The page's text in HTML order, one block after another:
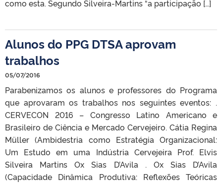
como esta. Segundo Silveira-Martins “a participação […]
Alunos do PPG DTSA aprovam
trabalhos
05/07/2016
Parabenizamos os alunos e professores do Programa
que aprovaram os trabalhos nos seguintes eventos: .
CERVECON 2016 – Congresso Latino Americano e
Brasileiro de Ciência e Mercado Cervejeiro. Cátia Regina
Müller (Ambidestria como Estratégia Organizacional:
Um Estudo em uma Indústria Cervejeira Prof. Elvis
Silveira Martins Ox Sias D’Avila . Ox Sias D’Avila
(Capacidade Dinâmica Produtiva: Reflexões Teóricas